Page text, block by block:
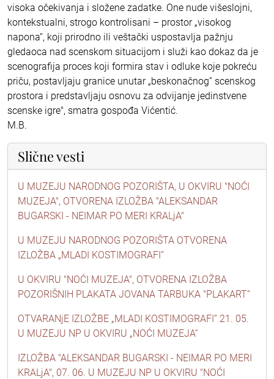
visoka očekivanja i složene zadatke. One nude višeslojni,
kontekstualni, strogo kontrolisani – prostor „visokog
napona“, koji prirodno ili veštački uspostavlja pažnju
gledaoca nad scenskom situacijom i služi kao dokaz da je
scenografija proces koji formira stav i odluke koje pokreću
priču, postavljaju granice unutar „beskonačnog“ scenskog
prostora i predstavljaju osnovu za odvijanje jedinstvene
scenske igre", smatra gospođa Vićentić.
M.B.
Slične vesti
U MUZEJU NARODNOG POZORIŠTA, U OKVIRU "NOĆI
MUZEJA", OTVORENA IZLOŽBA "ALEKSANDAR
BUGARSKI - NEIMAR PO MERI KRALjA"
U MUZEJU NARODNOG POZORIŠTA OTVORENA
IZLOŽBA „MLADI KOSTIMOGRAFI”
U OKVIRU "NOĆI MUZEJA", OTVORENA IZLOŽBA
POZORIŠNIH PLAKATA JOVANA TARBUKA "PLAKART“
OTVARANjE IZLOŽBE „MLADI KOSTIMOGRAFI” 21. 05.
U MUZEJU NP U OKVIRU „NOĆI MUZEJA“
IZLOŽBA "ALEKSANDAR BUGARSKI - NEIMAR PO MERI
KRALjA", 07. 06. U MUZEJU NP U OKVIRU "NOĆI